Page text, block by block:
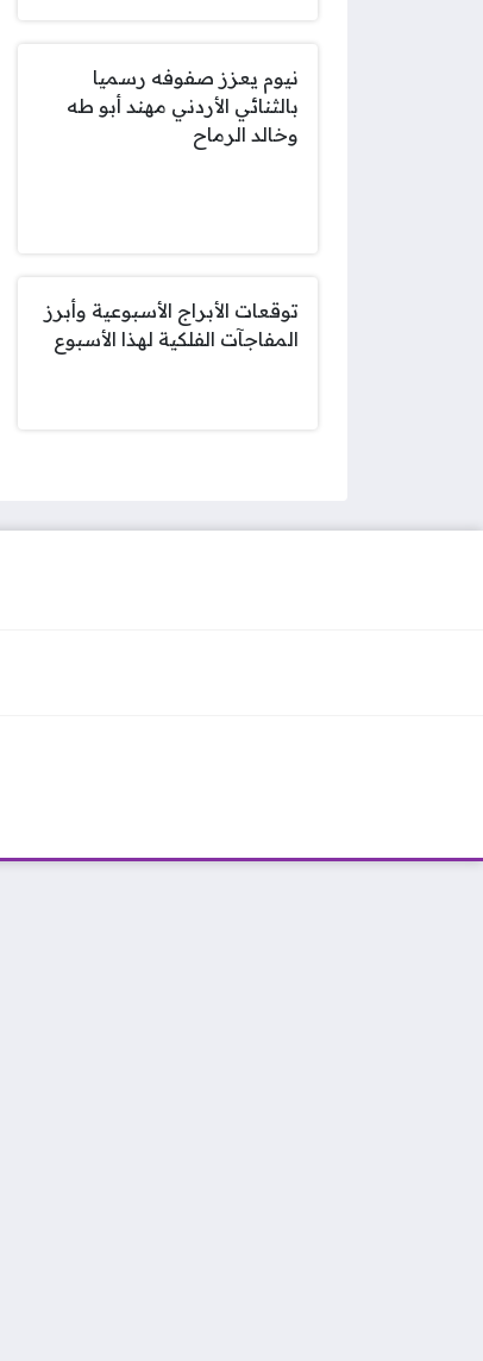
نيوم يعزز صفوفه رسميا
بالثنائي الأردني مهند أبو طه
وخالد الرماح
توقعات الأبراج الأسبوعية وأبرز
المفاجآت الفلكية لهذا الأسبوع